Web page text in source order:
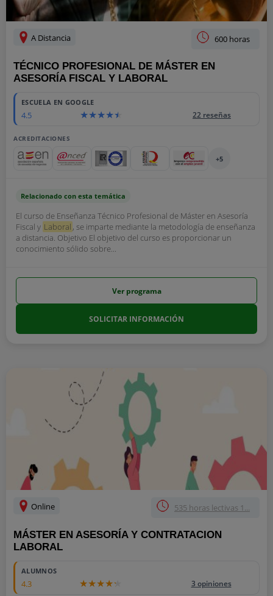
A Distancia 600 horas
TÉCNICO PROFESIONAL DE MÁSTER EN
ASESORÍA FISCAL Y LABORAL
ESCUELA EN GOOGLE
4.5 22 reseñas
ACREDITACIONES
+5
Relacionado con esta temática
El curso de Enseñanza Técnico Profesional de Máster en Asesoría
Fiscal y Laboral , se imparte mediante la metodología de enseñanza
a distancia. Objetivo El objetivo del curso es proporcionar un
conocimiento sólido sobre...
Ver programa
SOLICITAR INFORMACIÓN
Online 535 horas lectivas 1...
MÁSTER EN ASESORÍA Y CONTRATACION
LABORAL
ALUMNOS
4.3 3 opiniones